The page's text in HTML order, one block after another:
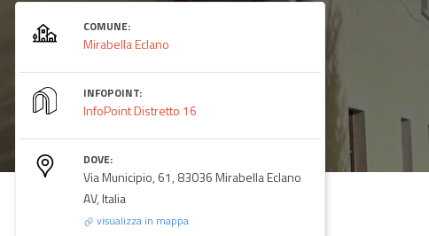
COMUNE:
Mirabella Eclano
INFOPOINT:
InfoPoint Distretto 16
DOVE:
Via Municipio, 61, 83036 Mirabella Eclano
AV, Italia
visualizza in mappa